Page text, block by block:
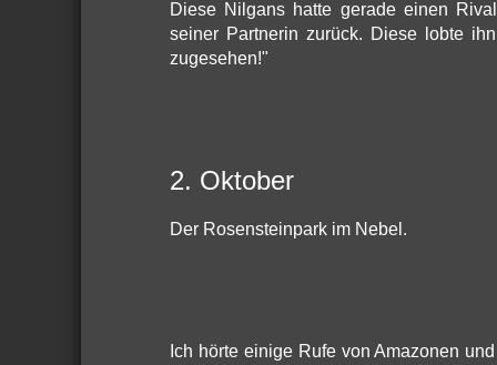
Diese Nilgans hatte gerade einen
seiner Partnerin zurück. Diese lobte
zugesehen!"
2. Oktober
Der Rosensteinpark im Nebel.
Ich hörte einige Rufe von Amazonen